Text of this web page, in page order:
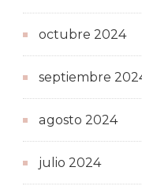
octubre 2024
septiembre
agosto 2024
julio 2024